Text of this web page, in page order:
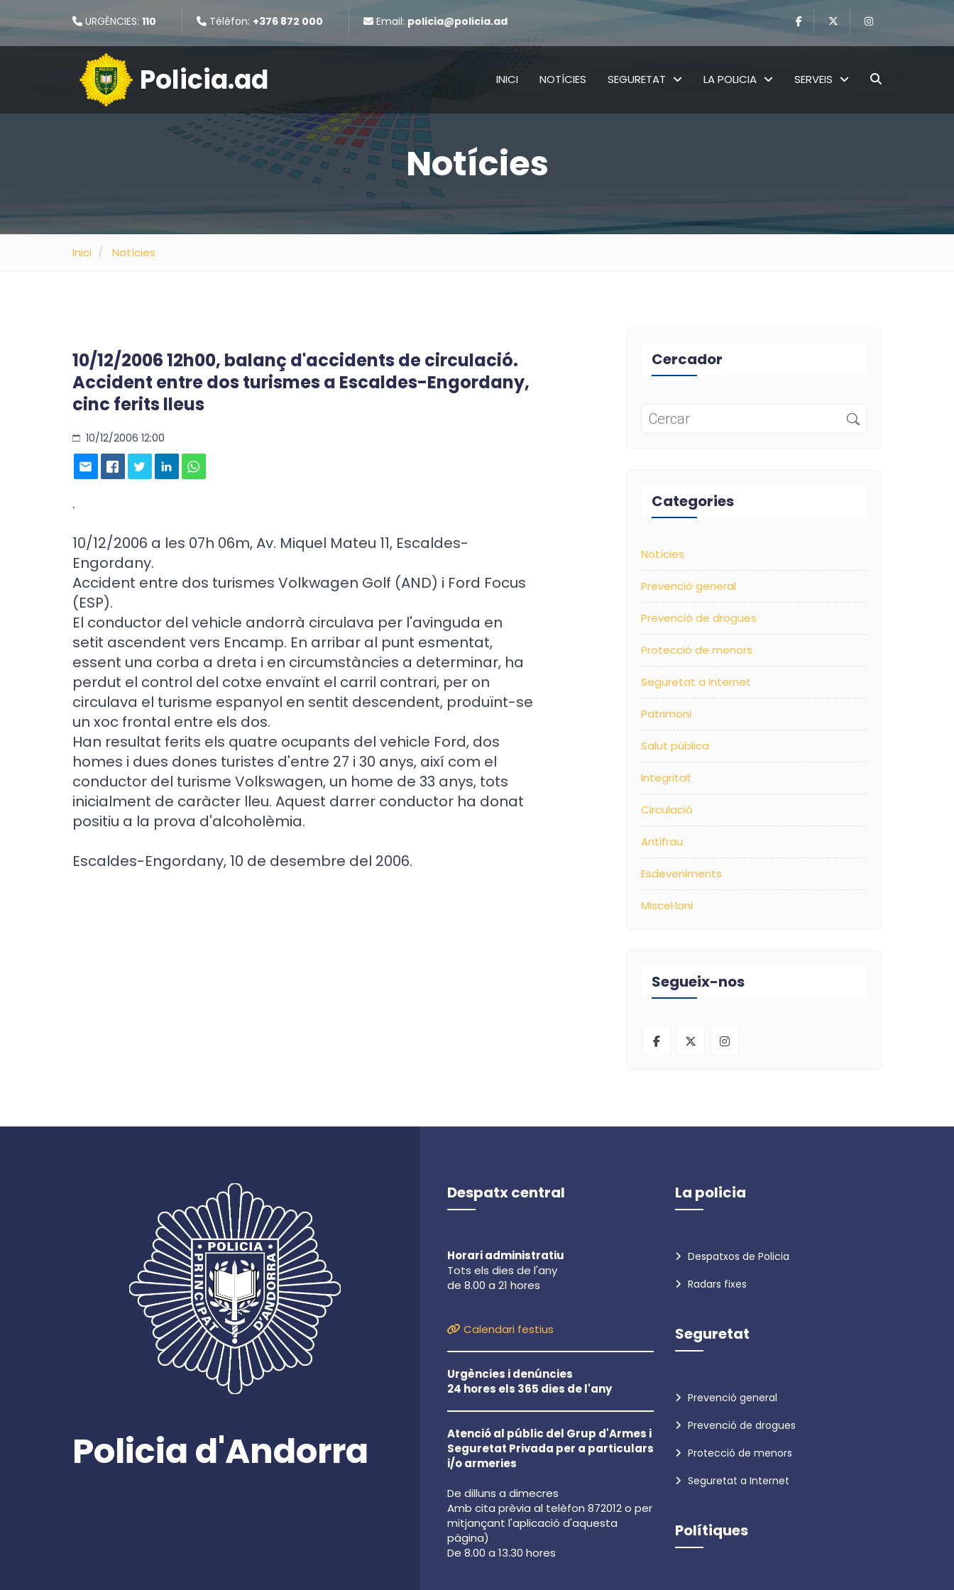
URGÈNCIES: 110 Télèfon: +376 872 000 Email: policia@policia.ad
Policia.ad INICI NOTÍCIES SEGURETAT LA POLICIA SERVEIS
Notícies
Inici Notícies
10/12/2006 12h00, balanç d'accidents de circulació.
Accident entre dos turismes a Escaldes-Engordany,
cinc ferits lleus
10/12/2006 12:00
.
10/12/2006 a les 07h 06m, Av. Miquel Mateu 11, Escaldes-
Engordany.
Accident entre dos turismes Volkwagen Golf (AND) i Ford Focus
(ESP).
El conductor del vehicle andorrà circulava per l'avinguda en
setit ascendent vers Encamp. En arribar al punt esmentat,
essent una corba a dreta i en circumstàncies a determinar, ha
perdut el control del cotxe envaïnt el carril contrari, per on
circulava el turisme espanyol en sentit descendent, produïnt-se
un xoc frontal entre els dos.
Han resultat ferits els quatre ocupants del vehicle Ford, dos
homes i dues dones turistes d'entre 27 i 30 anys, així com el
conductor del turisme Volkswagen, un home de 33 anys, tots
inicialment de caràcter lleu. Aquest darrer conductor ha donat
positiu a la prova d'alcoholèmia.
Escaldes-Engordany, 10 de desembre del 2006.
Cercador
Categories
Notícies
Prevenció general
Prevenció de drogues
Protecció de menors
Seguretat a Internet
Patrimoni
Salut pública
Integritat
Circulació
Antifrau
Esdeveniments
Miscel·lani
Segueix-nos
Policia d'Andorra
Despatx central
Horari administratiu
Tots els dies de l'any
de 8.00 a 21 hores
Calendari festius
Urgències i denúncies
24 hores els 365 dies de l'any
Atenció al públic del Grup d'Armes i
Seguretat Privada per a particulars
i/o armeries
De dilluns a dimecres
Amb cita prèvia al telèfon 872012 o per
mitjançant l'aplicació d'aquesta
pàgina)
De 8.00 a 13.30 hores
La policia
Despatxos de Policia
Radars fixes
Seguretat
Prevenció general
Prevenció de drogues
Protecció de menors
Seguretat a Internet
Polítiques